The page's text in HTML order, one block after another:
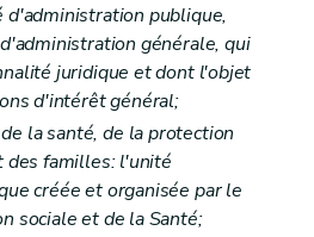
d'administration publique,
générale, qui
juridique et dont l'objet
d'intérêt général;
la santé, de la protection
des familles: l'unité
créée et organisée par le
sociale et de la Santé;